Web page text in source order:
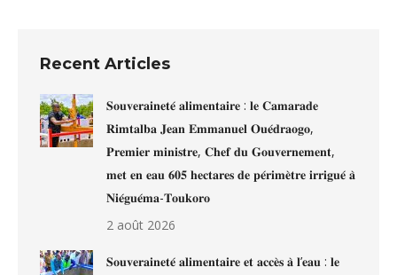
Recent Articles
𝐒𝐨𝐮𝐯𝐞𝐫𝐚𝐢𝐧𝐞𝐭𝐞́ 𝐚𝐥𝐢𝐦𝐞𝐧𝐭𝐚𝐢𝐫𝐞 : 𝐥𝐞 𝐂𝐚𝐦𝐚𝐫𝐚𝐝𝐞
𝐑𝐢𝐦𝐭𝐚𝐥𝐛𝐚 𝐉𝐞𝐚𝐧 𝐄𝐦𝐦𝐚𝐧𝐮𝐞𝐥 𝐎𝐮𝐞́𝐝𝐫𝐚𝐨𝐠𝐨,
𝐏𝐫𝐞𝐦𝐢𝐞𝐫 𝐦𝐢𝐧𝐢𝐬𝐭𝐫𝐞, 𝐂𝐡𝐞𝐟 𝐝𝐮 𝐆𝐨𝐮𝐯𝐞𝐫𝐧𝐞𝐦𝐞𝐧𝐭,
𝐦𝐞𝐭 𝐞𝐧 𝐞𝐚𝐮 𝟔𝟎𝟓 𝐡𝐞𝐜𝐭𝐚𝐫𝐞𝐬 𝐝𝐞 𝐩𝐞́𝐫𝐢𝐦𝐞̀𝐭𝐫𝐞 𝐢𝐫𝐫𝐢𝐠𝐮𝐞́ 𝐚̀
𝐍𝐢𝐞́𝐠𝐮𝐞́𝐦𝐚-𝐓𝐨𝐮𝐤𝐨𝐫𝐨
2 août 2026
𝐒𝐨𝐮𝐯𝐞𝐫𝐚𝐢𝐧𝐞𝐭𝐞́ 𝐚𝐥𝐢𝐦𝐞𝐧𝐭𝐚𝐢𝐫𝐞 𝐞𝐭 𝐚𝐜𝐜𝐞̀𝐬 𝐚̀ 𝐥’𝐞𝐚𝐮 : 𝐥𝐞